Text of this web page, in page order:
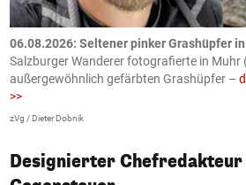
06.08.2026: Seltener pinker Grashüpfer
Salzburger Wanderer fotografierte in Muhr
außergewöhnlich gefärbten Grashüpfer –
>>
zVg / Dieter Dobnik
Designierter